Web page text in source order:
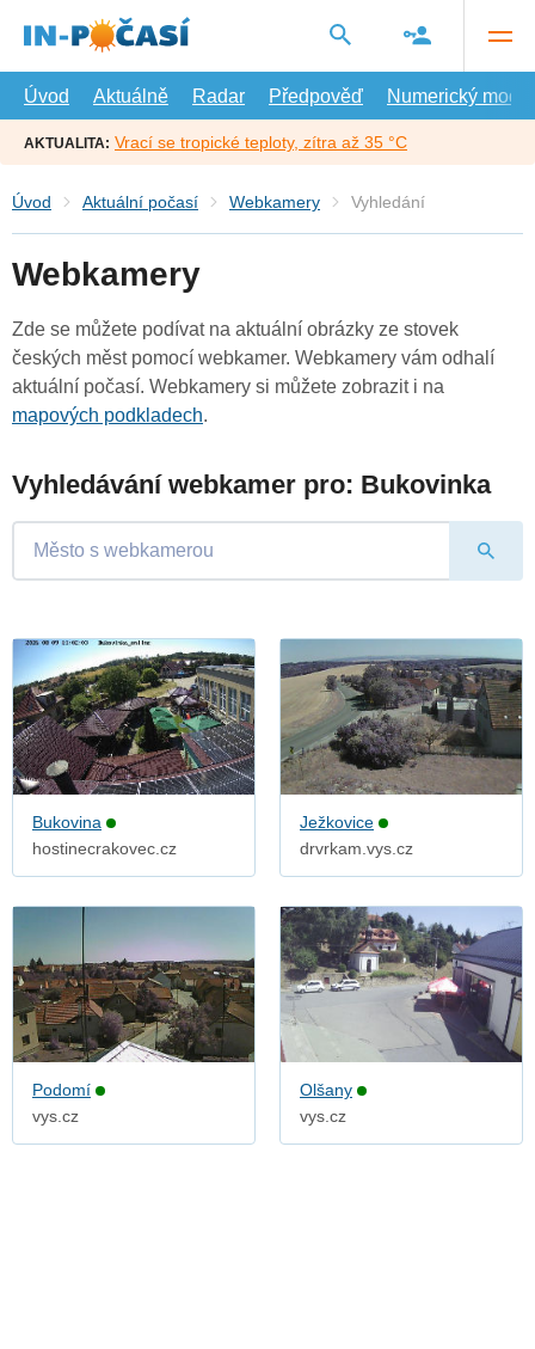
hlavní
Úvod
Aktuálně Radar Předpověď Numerický model
AKTUALITA: Vrací se tropické teploty, zítra až 35 °C
Úvod Aktuální počasí Webkamery Vyhledání
Webkamery
Zde se můžete podívat na aktuální obrázky ze stovek
českých měst pomocí webkamer. Webkamery vám odhalí
aktuální počasí. Webkamery si můžete zobrazit i na
mapových podkladech.
Vyhledávání webkamer pro: Bukovinka
Bukovina
hostinecrakovec.cz
Ježkovice
drvrkam.vys.cz
Podomí
vys.cz
Olšany
vys.cz